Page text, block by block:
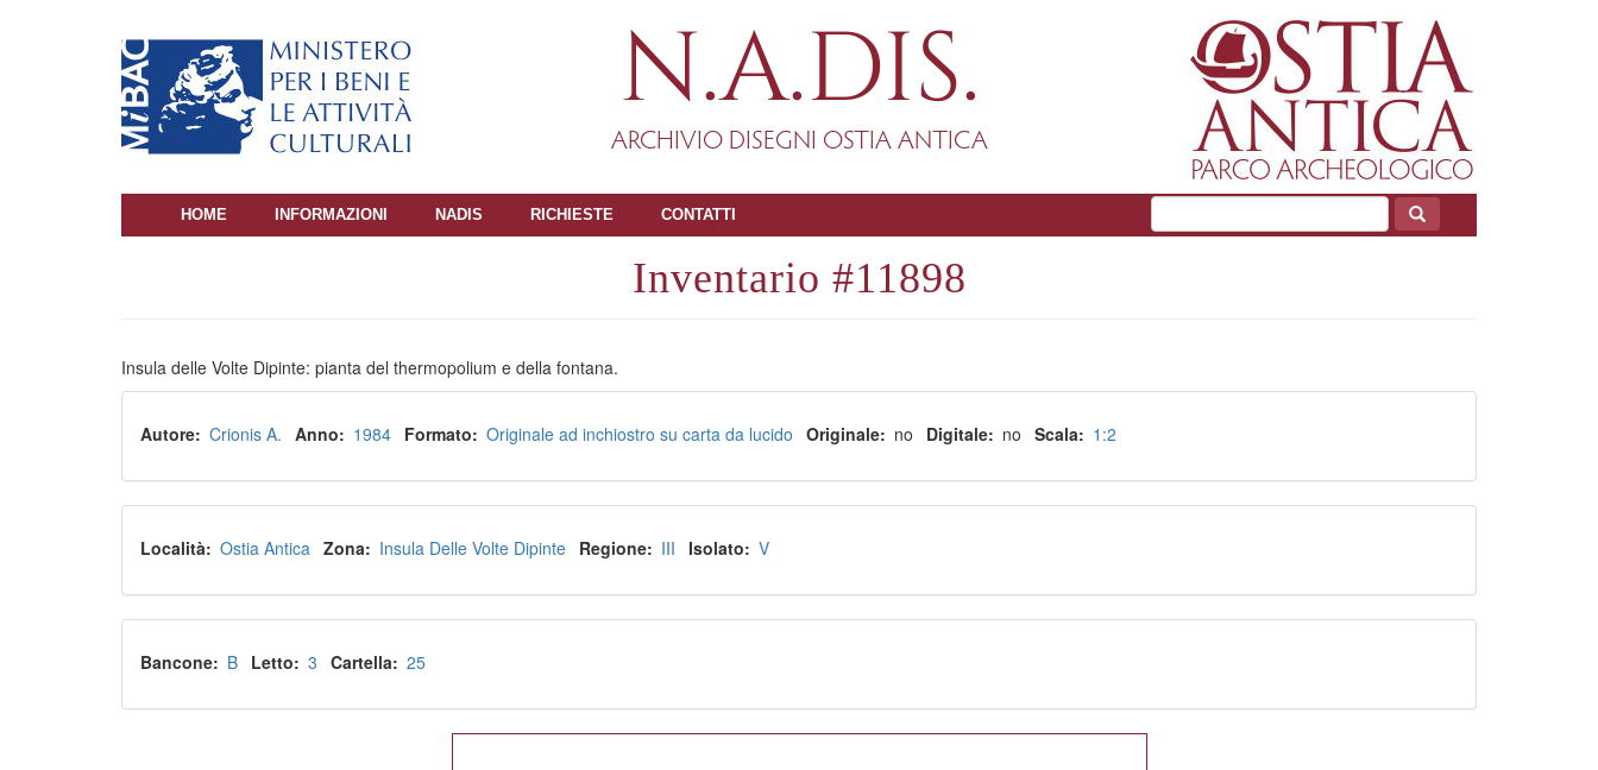
N.A.DIS.
ARCHIVIO DISEGNI OSTIA ANTICA
NAVIGAZIONE
HOME INFORMAZIONI NADIS RICHIESTE CONTATTI
11898
Insula delle Volte Dipinte: pianta del thermopolium e della fontana.
Autore Crionis A. Anno 1984 Formato Originale ad inchiostro su carta da lucido Originale no Digitale no Scala 1:2
Località Ostia Antica Zona Insula Delle Volte Dipinte Regione III Isolato V
Bancone B Letto 3 Cartella 25